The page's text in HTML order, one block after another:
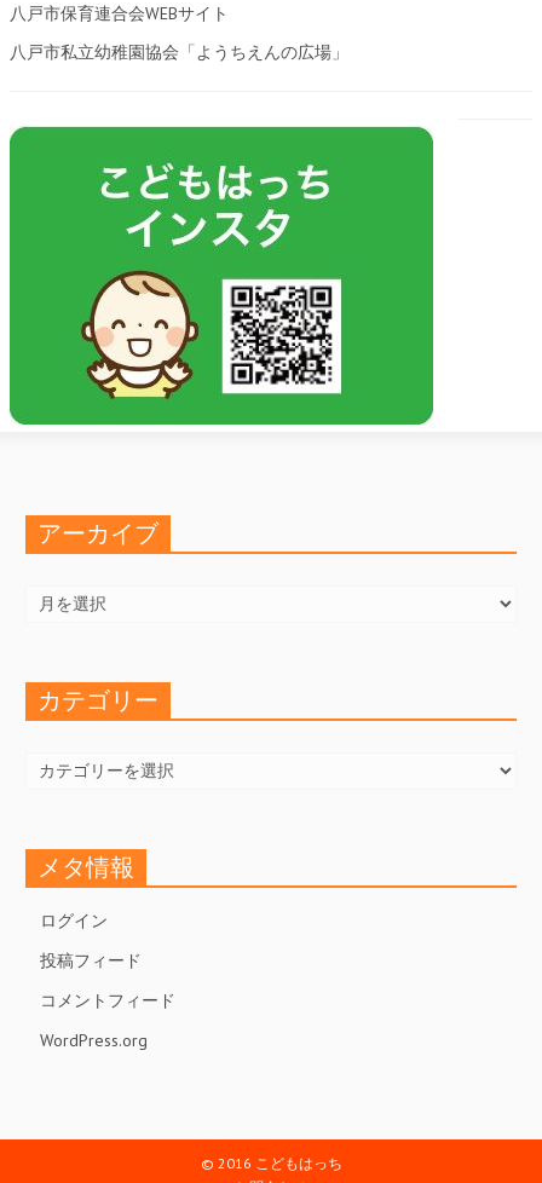
八戸市保育連合会WEBサイト
八戸市私立幼稚園協会「ようちえんの広場」
アーカイブ
カ
カテゴリー
ゴ
メタ情報
ログイン
投稿フィード
コメントフィード
WordPress.org
© 2016 こどもはっち